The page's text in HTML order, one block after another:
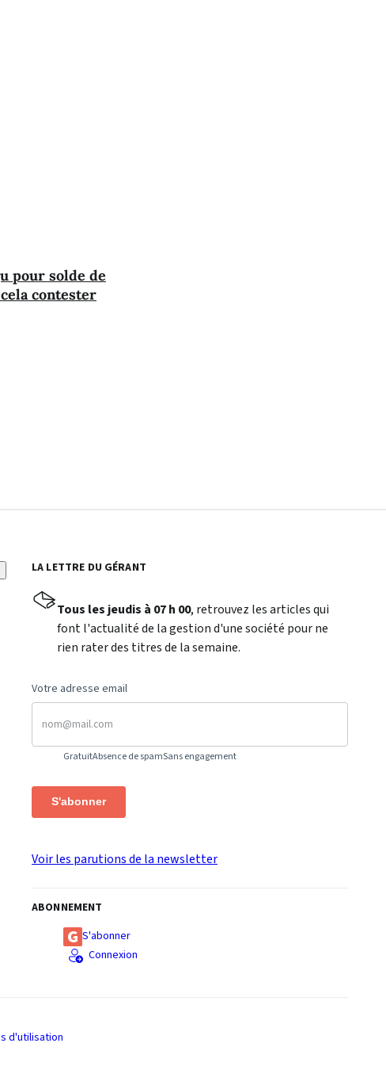
pour solde de
contester
LA LETTRE DU GÉRANT
Tous les jeudis à 07 h 00, retrouvez les articles qui
font l'actualité de la gestion d'une société pour ne
rien rater des titres de la semaine.
Votre adresse email
GratuitAbsence de spamSans engagement
S'abonner
Voir les parutions de la newsletter
ABONNEMENT
S'abonner
Connexion
d'utilisation